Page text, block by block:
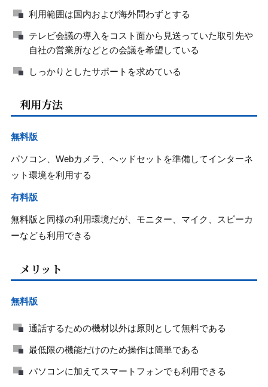
利用範囲は国内および海外問わずとする
テレビ会議の導入をコスト面から見送っていた取引先や
自社の営業所などとの会議を希望している
しっかりとしたサポートを求めている
利用方法
無料版
パソコン、Webカメラ、ヘッドセットを準備してインターネ
ット環境を利用する
有料版
無料版と同様の利用環境だが、モニター、マイク、スピーカ
ーなども利用できる
メリット
無料版
通話するための機材以外は原則として無料である
最低限の機能だけのため操作は簡単である
パソコンに加えてスマートフォンでも利用できる